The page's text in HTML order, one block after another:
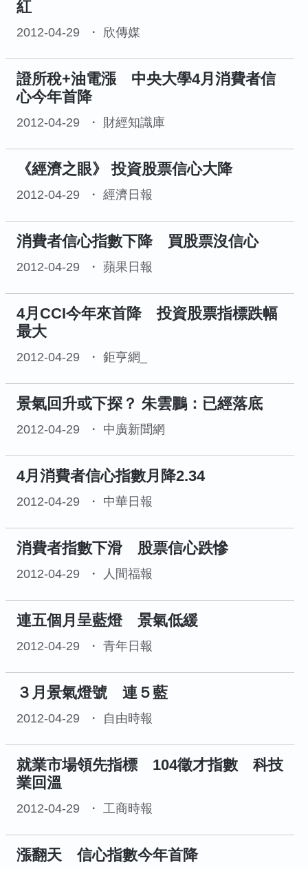
紅
2012-04-29 欣傳媒
證所稅+油電漲 中央大學4月消費者信
心今年首降
2012-04-29 財經知識庫
《經濟之眼》 投資股票信心大降
2012-04-29 經濟日報
消費者信心指數下降 買股票沒信心
2012-04-29 蘋果日報
4月CCI今年來首降 投資股票指標跌幅
最大
2012-04-29 鉅亨網_
景氣回升或下探？ 朱雲鵬：已經落底
2012-04-29 中廣新聞網
4月消費者信心指數月降2.34
2012-04-29 中華日報
消費者指數下滑 股票信心跌慘
2012-04-29 人間福報
連五個月呈藍燈 景氣低緩
2012-04-29 青年日報
３月景氣燈號 連５藍
2012-04-29 自由時報
就業市場領先指標 104徵才指數 科技
業回溫
2012-04-29 工商時報
漲翻天 信心指數今年首降